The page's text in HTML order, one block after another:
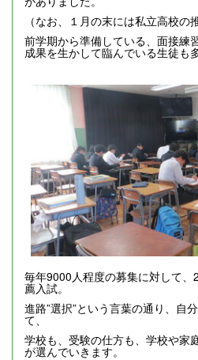
（なお、１月の末には私立高校の
前学期から準備している、面接練
成果を生かして臨んでいる生徒も
毎年9000人程度の募集に対して
薦入試。
進路”選択”という言葉の通り、自
て、
学校も、受験の仕方も、学校や家
が選んでいきます。